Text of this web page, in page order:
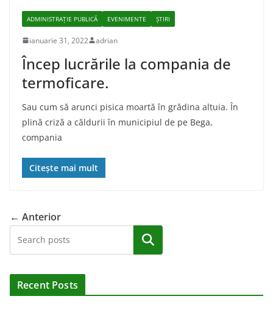
ADMINISTRAŢIE PUBLICĂ EVENIMENTE ȘTIRI
ianuarie 31, 2022 adrian
Încep lucrările la compania de
termoficare.
Sau cum să arunci pisica moartă în grădina altuia. În
plină criză a căldurii în municipiul de pe Bega,
compania
Citește mai mult
← Anterior
Caută
Recent Posts